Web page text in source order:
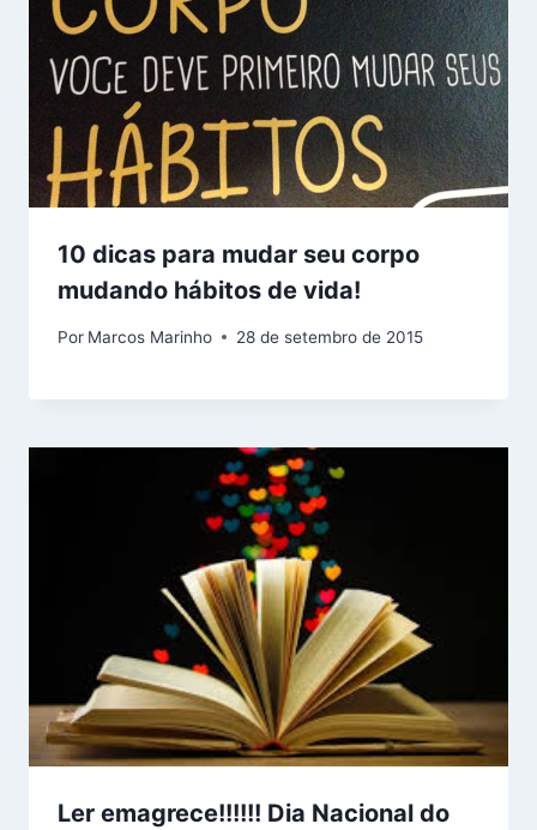
10 dicas para mudar seu corpo
mudando hábitos de vida!
Por Marcos Marinho 28 de setembro de 2015
Ler emagrece!!!!!! Dia Nacional do